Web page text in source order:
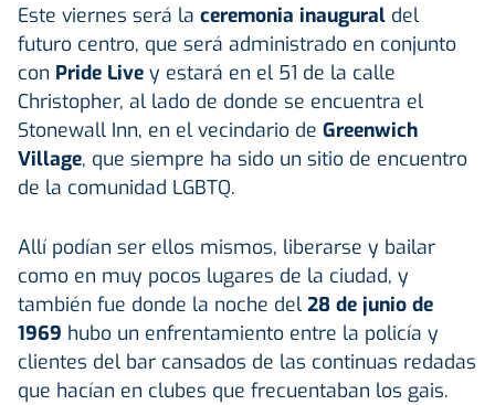
Este viernes será la ceremonia inaugural del
futuro centro, que será administrado en conjunto
con Pride Live y estará en el 51 de la calle
Christopher, al lado de donde se encuentra el
Stonewall Inn, en el vecindario de Greenwich
Village, que siempre ha sido un sitio de encuentro
de la comunidad LGBTQ.
Allí podían ser ellos mismos, liberarse y bailar
como en muy pocos lugares de la ciudad, y
también fue donde la noche del 28 de junio de
1969 hubo un enfrentamiento entre la policía y
clientes del bar cansados de las continuas redadas
que hacían en clubes que frecuentaban los gais.